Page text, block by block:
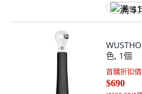
满
色, 1個
首購折扣價
$690